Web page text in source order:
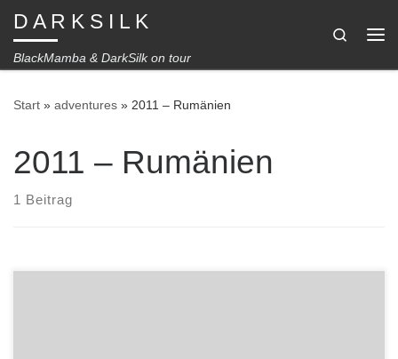
Zum Inhalt springen
D A R K S I L K
BlackMamba & DarkSilk on tour
Search
Start » adventures » 2011 – Rumänien
2011 – Rumänien
1 Beitrag